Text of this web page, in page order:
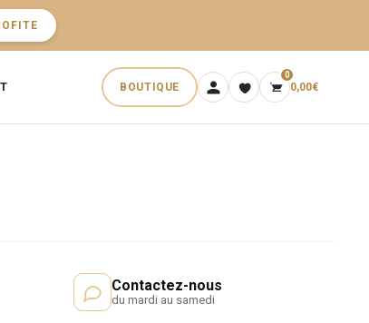
BOUTIQUE
0
0,00€
Contactez-nous
du mardi au samedi